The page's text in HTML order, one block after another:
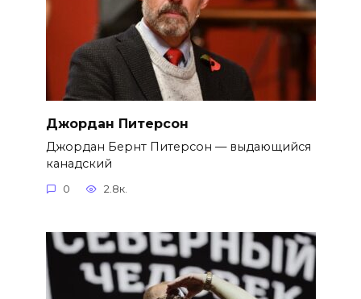
Джордан Питерсон
Джордан Бернт Питерсон — выдающийся
канадский
0 2.8к.